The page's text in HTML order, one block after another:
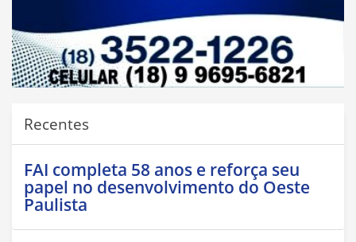
Recentes
FAI completa 58 anos e reforça seu
papel no desenvolvimento do Oeste
Paulista